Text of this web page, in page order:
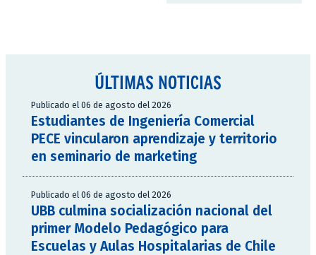
ÚLTIMAS NOTICIAS
Publicado el 06 de agosto del 2026
Estudiantes de Ingeniería Comercial
PECE vincularon aprendizaje y territorio
en seminario de marketing
Publicado el 06 de agosto del 2026
UBB culmina socialización nacional del
primer Modelo Pedagógico para
Escuelas y Aulas Hospitalarias de Chile